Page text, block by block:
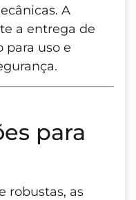
A
a entrega de
uso e
para
robustas, as